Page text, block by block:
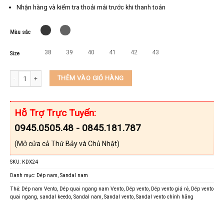
Nhận hàng và kiểm tra thoải mái trước khi thanh toán
Màu sắc
Size 38 39 40 41 42 43
Sandal Keedo chính hãng KEEDO KDX24 số lượng
THÊM VÀO GIỎ HÀNG
Hỗ Trợ Trực Tuyến:
0945.0505.48 - 0845.181.787
(Mở cửa cả Thứ Bảy và Chủ Nhật)
SKU: KDX24
Danh mục: Dép nam, Sandal nam
Thẻ: Dép nam Vento, Dép quai ngang nam Vento, Dép vento, Dép vento giá rẻ, Dép vento
quai ngang, sandal keedo, Sandal nam, Sandal vento, Sandal vento chính hãng